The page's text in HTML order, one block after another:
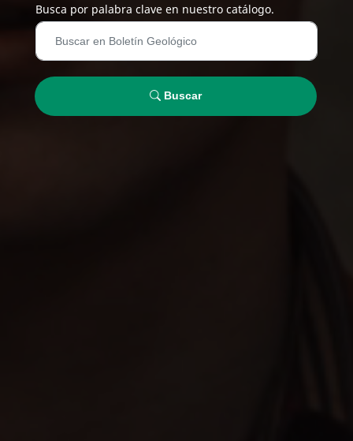
Busca por palabra clave en nuestro catálogo.
Buscar